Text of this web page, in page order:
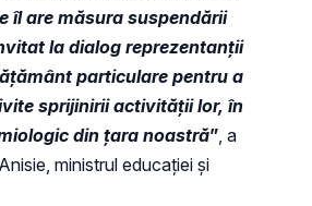
îl are măsura suspendării
la dialog reprezentanții
particulare pentru a
sprijinirii activității lor, în
din țara noastră” , a
ministrul educației și